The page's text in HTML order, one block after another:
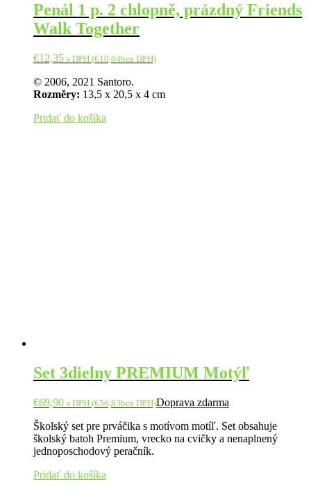
Penál 1 p. 2 chlopně, prázdný Friends
Walk Together
€12,35 s DPH (€10,04bez DPH)
© 2006, 2021 Santoro.
Rozměry: 13,5 x 20,5 x 4 cm
Pridať do košíka
Set 3dielny PREMIUM Motýľ
€69,90 s DPH (€56,83bez DPH)Doprava zdarma
Školský set pre prváčika s motívom motíľ. Set obsahuje
školský batoh Premium, vrecko na cvičky a nenaplnený
jednoposchodový peračník.
Pridať do košíka